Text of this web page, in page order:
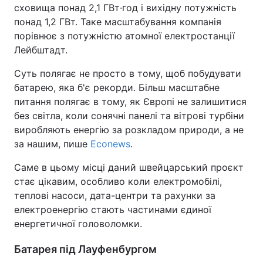
сховища понад 2,1 ГВт·год і вихідну потужність
понад 1,2 ГВт. Таке масштабування компанія
порівнює з потужністю атомної електростанції
Лейбштадт.
Суть полягає не просто в тому, щоб побудувати
батарею, яка б'є рекорди. Більш масштабне
питання полягає в тому, як Європі не залишитися
без світла, коли сонячні панелі та вітрові турбіни
виробляють енергію за розкладом природи, а не
за нашим, пише Econews.
Саме в цьому місці даний швейцарський проєкт
стає цікавим, особливо коли електромобілі,
теплові насоси, дата-центри та рахунки за
електроенергію стають частинами єдиної
енергетичної головоломки.
Батарея під Лауфенбургом